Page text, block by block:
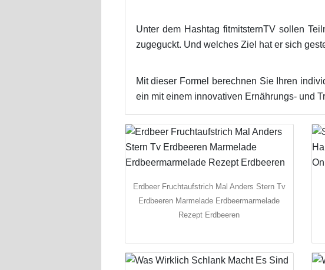
Unter dem Hashtag fitmitsternTV sollen
zugeguckt. Und welches Ziel hat er sich
Mit dieser Formel berechnen Sie Ihren
ein mit einem innovativen Ernährungs- und
Erdbeer Fruchtaufstrich Mal Anders Stern Tv
Erdbeeren Marmelade Erdbeermarmelade
Rezept Erdbeeren